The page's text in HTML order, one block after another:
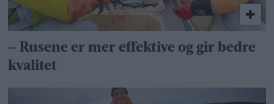
– Rusene er mer effektive og gir bedre
kvalitet